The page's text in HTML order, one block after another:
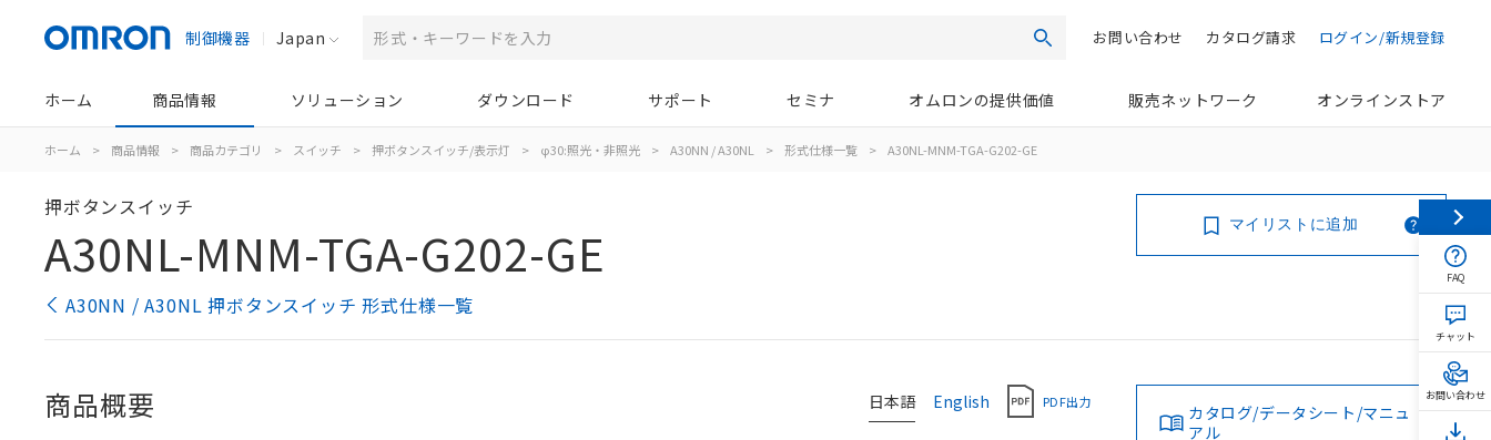
制御機器 Japan 検索 ログイン/新規登録
カタログ請求
お問い合わせ
ホーム 商品情報 ソリューション ダウンロード サポート セミナ オムロンの提供価値 販売ネットワーク オンラインストア
ホーム > 商品情報 > 商品カテゴリ > スイッチ > 押ボタンスイッチ/表示灯 > φ30:照光・非照光 > A30NN / A30NL > 形式仕様一覧 > A30NL-MNM-TGA-G202-GE
押ボタンスイッチ
A30NL-MNM-TGA-G202-GE
A30NN / A30NL 押ボタンスイッチ 形式仕様一覧
マイリストに追加
日本語 English PDF出力
商品概要
カタログ/データシート/マニュ
アル
FAQ
チャット
お問い合わせ